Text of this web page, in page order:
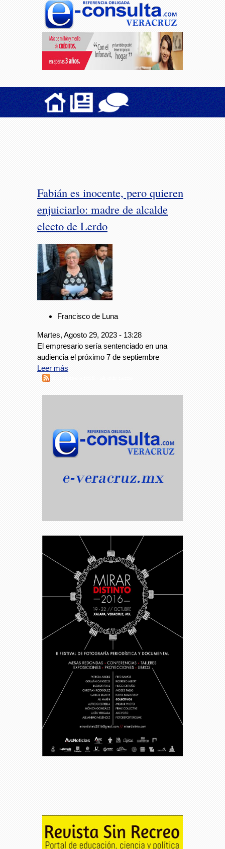
Fabián es inocente, pero quieren
enjuiciarlo: madre de alcalde
electo de Lerdo
Francisco de Luna
Martes, Agosto 29, 2023 - 13:28
El empresario sería sentenciado en una
audiencia el próximo 7 de septiembre
Leer más